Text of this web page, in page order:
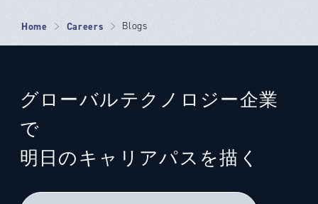
Home Careers Blogs
グローバルテクノロジー企業
で
明日のキャリアパスを描く